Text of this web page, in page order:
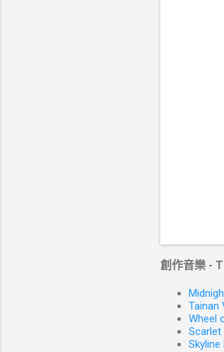
創作音樂 -
Tainan
Wheel
Scarlet
Skyline